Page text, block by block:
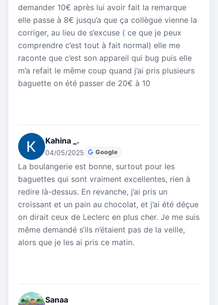
demander 10€ après lui avoir fait la remarque
elle passe à 8€ jusqu’a que ça collègue vienne la
corriger, au lieu de s’excuse ( ce que je peux
comprendre c’est tout à fait normal) elle me
raconte que c’est son appareil qui bug puis elle
m’a refait le même coup quand j’ai pris plusieurs
baguette on été passer de 20€ à 10
Kahina _.
04/05/2025 Google
La boulangerie est bonne, surtout pour les
baguettes qui sont vraiment excellentes, rien à
redire là-dessus. En revanche, j’ai pris un
croissant et un pain au chocolat, et j’ai été déçue
on dirait ceux de Leclerc en plus cher. Je me suis
même demandé s’ils n’étaient pas de la veille,
alors que je les ai pris ce matin.
Sanaa